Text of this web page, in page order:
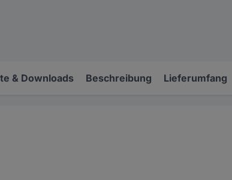
& Downloads Beschreibung Lieferumfang